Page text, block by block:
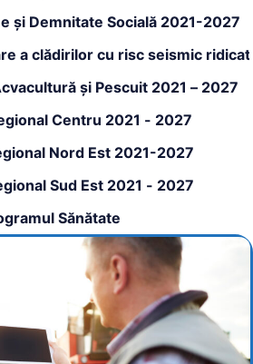
și Demnitate Socială 2021-2027
a clădirilor cu risc seismic ridicat
și Pescuit 2021 – 2027
Centru 2021 - 2027
Nord Est 2021-2027
Sud Est 2021 - 2027
Sănătate